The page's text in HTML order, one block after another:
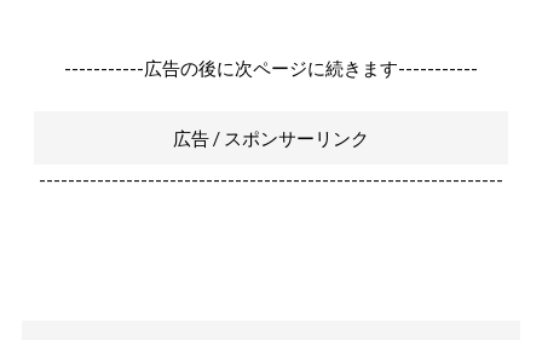
-----------広告の後に次ページに続きます-----------
広告 / スポンサーリンク
----------------------------------------------------------------